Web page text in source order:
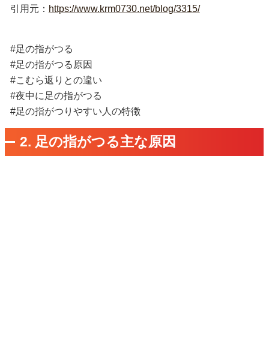
引用元： https://www.krm0730.net/blog/3315/
#足の指がつる
#足の指がつる原因
#こむら返りとの違い
#夜中に足の指がつる
#足の指がつりやすい人の特徴
2. 足の指がつる主な原因